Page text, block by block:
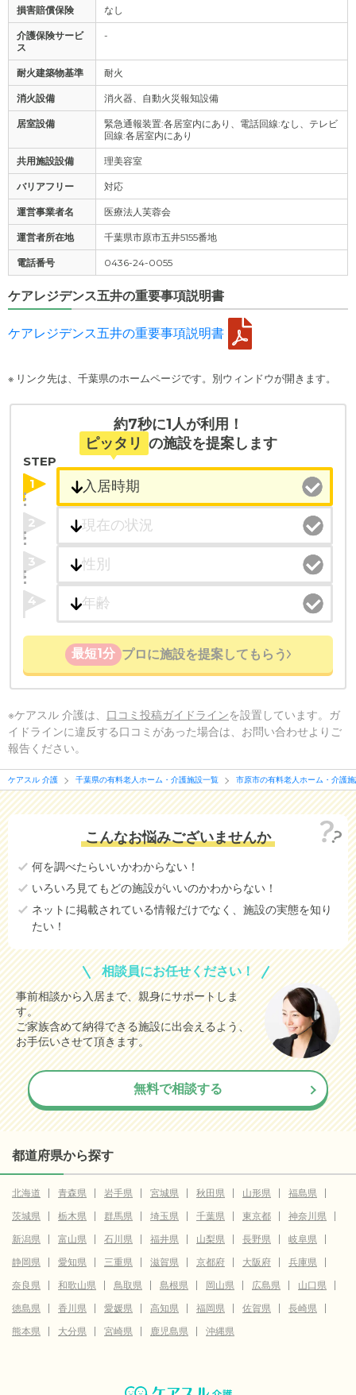
損害賠償保険 なし
介護保険サービ
ス
-
耐火建築物基準 耐火
消火設備 消火器、自動火災報知設備
居室設備
緊急通報装置:各居室内にあり、電話回線:なし、テレビ
回線:各居室内にあり
共用施設設備 理美容室
バリアフリー 対応
運営事業者名 医療法人芙蓉会
運営者所在地 千葉県市原市五井5155番地
電話番号 0436-24-0055
ケアレジデンス五井の重要事項説明書
ケアレジデンス五井の重要事項説明書
※ リンク先は、千葉県のホームページです。別ウィンドウが開きます。
約7秒に1人が利用！
ピッタリ の施設を提案します
STEP
1
2
3
4
最短1分 プロに施設を提案してもらう
※ケアスル 介護は、 口コミ投稿ガイドラインを設置しています。ガ
イドラインに違反する口コミがあった場合は、お問い合わせよりご
報告ください。
ケアスル 介護 千葉県の有料老人ホーム・介護施設一覧 市原市の有料老人ホーム・介護
こんなお悩みございませんか
何を調べたらいいかわからない！
いろいろ見てもどの施設がいいのかわからない！
ネットに掲載されている情報だけでなく、施設の実態を知り
たい！
相談員にお任せください！
事前相談から入居まで、親身にサポートしま
す。
ご家族含めて納得できる施設に出会えるよう、
お手伝いさせて頂きます。
無料で相談する
都道府県から探す
北海道 青森県 岩手県 宮城県 秋田県 山形県
福島県
茨城県
栃木県 群馬県 埼玉県 千葉県 東京都
神奈川県
新潟県
富山県 石川県 福井県 山梨県 長野県
岐阜県
静岡県
愛知県 三重県 滋賀県 京都府 大阪府
兵庫県
奈良県
和歌山県 鳥取県 島根県 岡山県 広島県
山口県
徳島県
香川県 愛媛県 高知県 福岡県 佐賀県
長崎県
熊本県
大分県 宮崎県 鹿児島県 沖縄県